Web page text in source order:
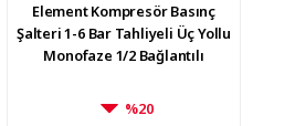
Element Kompresör Basınç
Şalteri 1-6 Bar Tahliyeli Üç Yollu
Monofaze 1/2 Bağlantılı
%20